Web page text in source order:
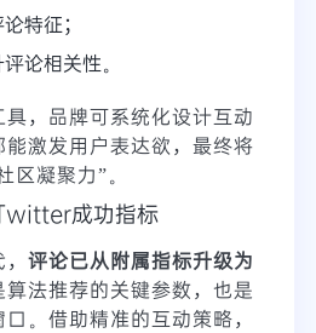
特征；
论相关性。
，品牌可系统化设计互动
激发用户表达欲，最终将
区凝聚力”。
成功指标
评论已从附属指标升级为
算法推荐的关键参数，也是
。借助精准的互动策略，